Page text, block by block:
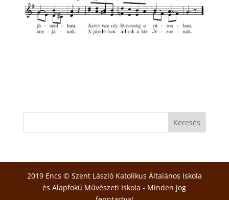
2019 Encs © Szent László Katolikus Általános Iskola
és Alapfokú Művészeti Iskola - Minden jog